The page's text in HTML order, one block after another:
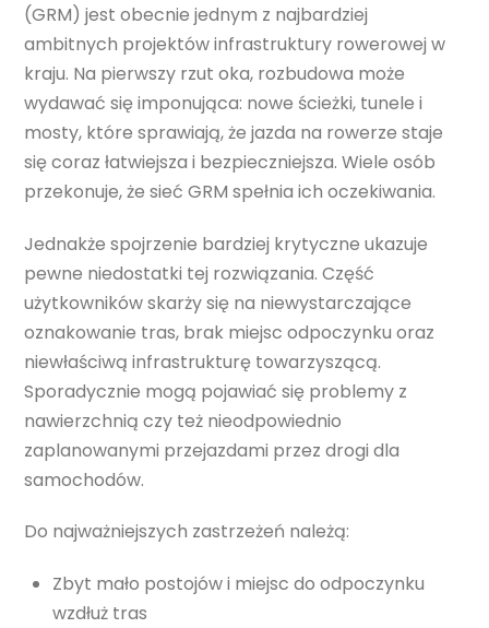
(GRM) jest obecnie jednym z najbardziej
ambitnych projektów infrastruktury rowerowej w
kraju. Na pierwszy rzut oka, rozbudowa może
wydawać się imponująca: nowe ścieżki, tunele i
mosty, które sprawiają, że jazda na rowerze staje
się coraz łatwiejsza i bezpieczniejsza. Wiele osób
przekonuje, że sieć GRM spełnia ich oczekiwania.
Jednakże spojrzenie bardziej krytyczne ukazuje
pewne niedostatki tej rozwiązania. Część
użytkowników skarży się na niewystarczające
oznakowanie tras, brak miejsc odpoczynku oraz
niewłaściwą infrastrukturę towarzyszącą.
Sporadycznie mogą pojawiać się problemy z
nawierzchnią czy też nieodpowiednio
zaplanowanymi przejazdami przez drogi dla
samochodów.
Do najważniejszych zastrzeżeń należą:
Zbyt mało postojów i miejsc do odpoczynku
wzdłuż tras